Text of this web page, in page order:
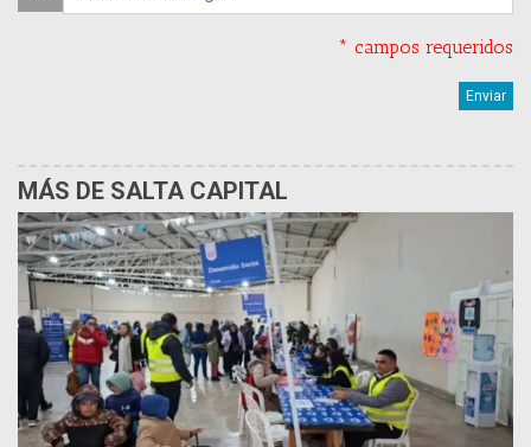
* campos requeridos
MÁS DE SALTA CAPITAL